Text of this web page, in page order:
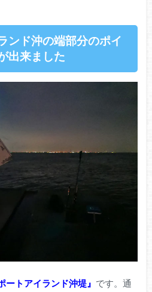
ンド沖の端部分のポイ
出来ました
ートアイランド沖堤』 です。通